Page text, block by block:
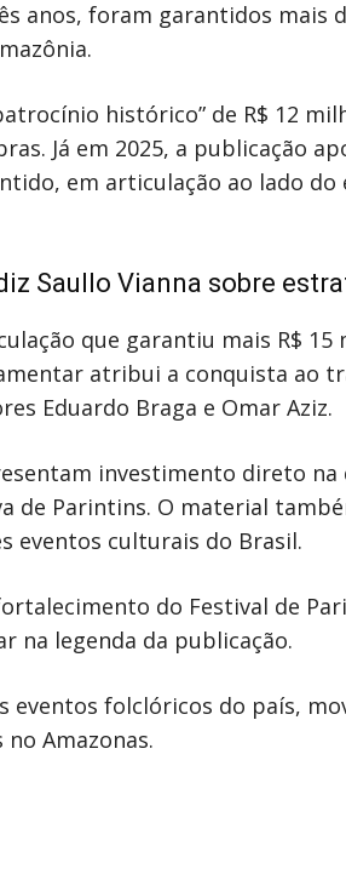
anos, foram garantidos mais
histórico” de R$ 12
Já em 2025, a publicação
em articulação ao lado
Saullo Vianna sobre
que garantiu mais R$
atribui a conquista ao
Eduardo Braga e Omar Aziz.
investimento direto na
de Parintins. O material
eventos culturais do Brasil.
do Festival de
na legenda da publicação.
eventos folclóricos do país,
Amazonas.